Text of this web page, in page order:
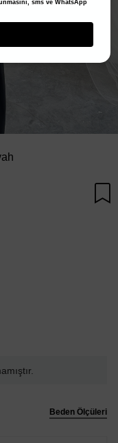
Beden Ölçüleri
sms ve WhatsApp